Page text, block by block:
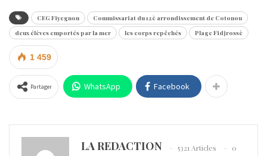
CEG Fiyegnon
Commissariat du 12è arrondissement de Cotonou
deux élèves emportés par la mer
les corps repêchés Plage Fidjrossè
1 459
Partager WhatsApp Facebook
LA REDACTION 5321 Articles
0